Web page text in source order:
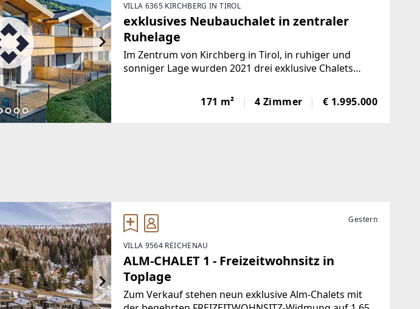
VILLA 6365 KIRCHBERG IN TIROL
exklusives Neubauchalet in zentraler
Ruhelage
Im Zentrum von Kirchberg in Tirol, in ruhiger und
sonniger Lage wurden 2021 drei exklusive Chalets
auf die umliegende Bergwelt, sondern auch durch die
moderne Bauweise und Einrichtung ein harmonisches
171 m² 4 Zimmer € 1.995.000
Gestern
VILLA 9564 REICHENAU
ALM-CHALET 1 - Freizeitwohnsitz in
Toplage
Zum Verkauf stehen neun exklusive Alm-Chalets mit